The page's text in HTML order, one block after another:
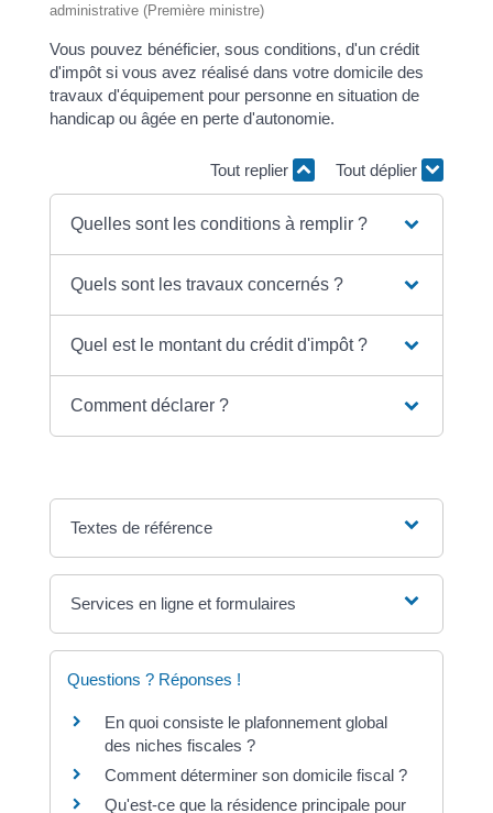
administrative (Première ministre)
Vous pouvez bénéficier, sous conditions, d'un crédit
d'impôt si vous avez réalisé dans votre domicile des
travaux d'équipement pour personne en situation de
handicap ou âgée en perte d'autonomie.
Tout replier Tout déplier
Quelles sont les conditions à remplir ?
Quels sont les travaux concernés ?
Quel est le montant du crédit d'impôt ?
Comment déclarer ?
Textes de référence
Services en ligne et formulaires
Questions ? Réponses !
En quoi consiste le plafonnement global
des niches fiscales ?
Comment déterminer son domicile fiscal ?
Qu'est-ce que la résidence principale pour